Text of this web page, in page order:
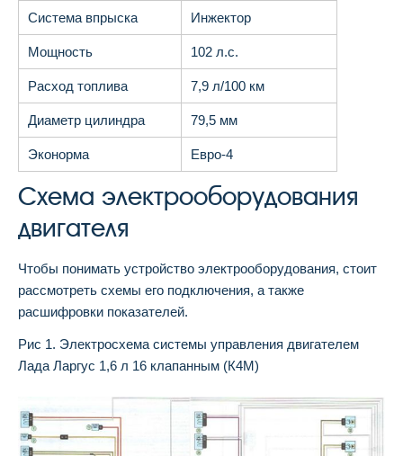
Система впрыска Инжектор
Мощность 102 л.с.
Расход топлива 7,9 л/100 км
Диаметр цилиндра 79,5 мм
Эконорма Евро-4
Схема электрооборудования
двигателя
Чтобы понимать устройство электрооборудования, стоит
рассмотреть схемы его подключения, а также
расшифровки показателей.
Рис 1. Электросхема системы управления двигателем
Лада Ларгус 1,6 л 16 клапанным (К4М)